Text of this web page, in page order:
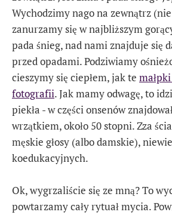
Wychodzimy nago na zewnątrz
zanurzamy się w najbliższym
pada śnieg, nad nami znajduje się
przed opadami. Podziwiamy
cieszymy się ciepłem, jak te
fotografii. Jak mamy odwagę, to
piekła - w części onsenów
wrzątkiem, około 50 stopni. Zza
męskie głosy (albo damskie),
koedukacyjnych.
Ok, wygrzaliście się ze mną? To
powtarzamy cały rytuał mycia.